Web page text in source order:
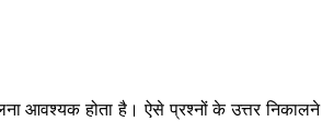
आवश्यक होता है। ऐसे प्रश्नों के उत्तर निकालने